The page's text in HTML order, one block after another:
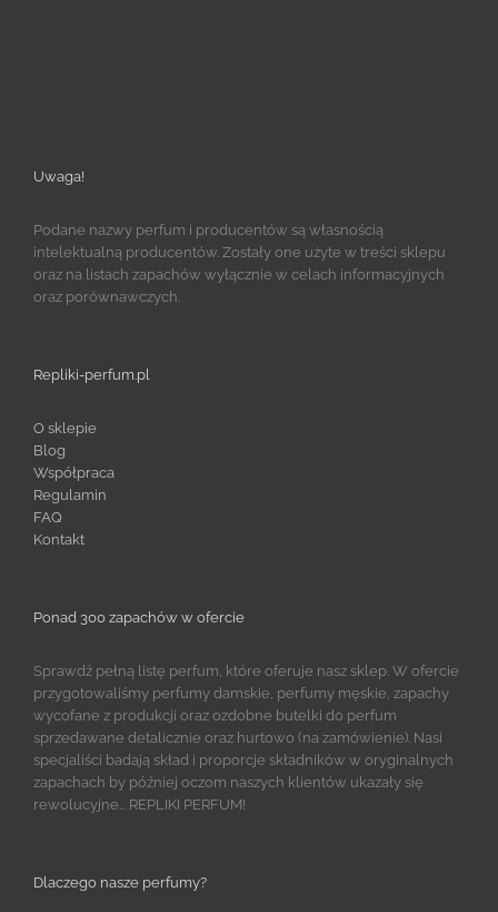
Uwaga!
Podane nazwy perfum i producentów są własnością
intelektualną producentów. Zostały one użyte w treści sklepu
oraz na listach zapachów wyłącznie w celach informacyjnych
oraz porównawczych.
Repliki-perfum.pl
O sklepie
Blog
Współpraca
Regulamin
FAQ
Kontakt
Ponad 300 zapachów w ofercie
Sprawdź pełną listę perfum, które oferuje nasz sklep. W ofercie
przygotowaliśmy perfumy damskie, perfumy męskie, zapachy
wycofane z produkcji oraz ozdobne butelki do perfum
sprzedawane detalicznie oraz hurtowo (na zamówienie). Nasi
specjaliści badają skład i proporcje składników w oryginalnych
zapachach by później oczom naszych klientów ukazały się
rewolucyjne... REPLIKI PERFUM!
Dlaczego nasze perfumy?